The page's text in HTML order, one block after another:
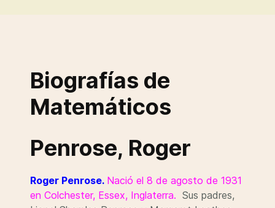
Biografías de
Matemáticos
Penrose, Roger
Roger Penrose. Nació el 8 de agosto de 1931
en Colchester, Essex, Inglaterra. Sus padres,